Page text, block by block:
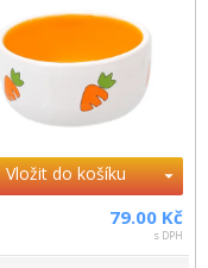
Vložit do košíku
79.00 Kč
s DPH